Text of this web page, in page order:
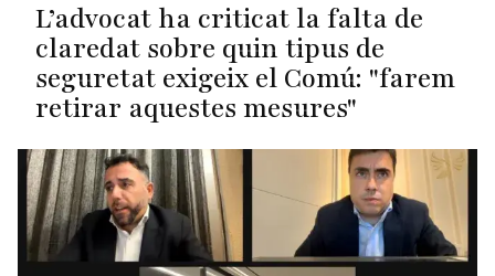
L’advocat ha criticat la falta de
claredat sobre quin tipus de
seguretat exigeix el Comú: "farem
retirar aquestes mesures"